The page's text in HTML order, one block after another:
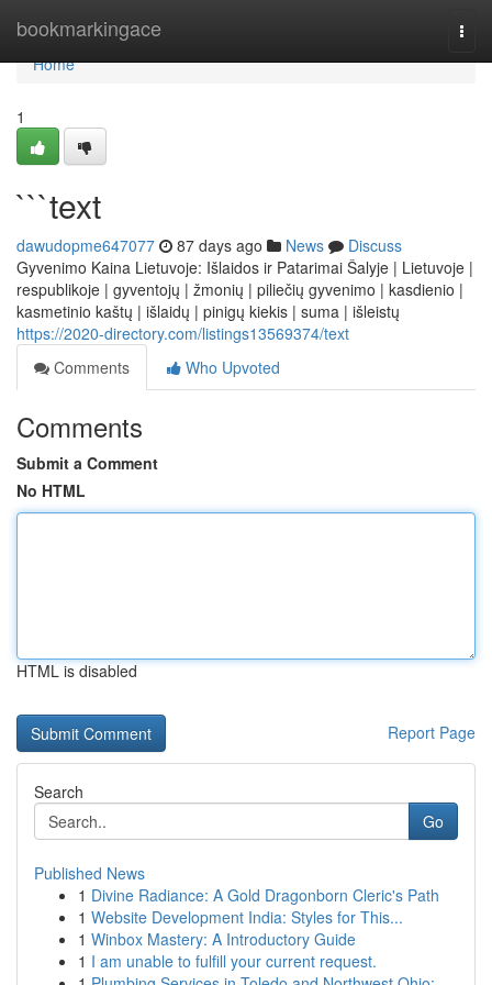
bookmarkingace
Home
Home
1
```text
dawudopme647077 87 days ago News
Discuss
Gyvenimo Kaina Lietuvoje: Išlaidos ir Patarimai Šalyje | Lietuvoje |
respublikoje | gyventojų | žmonių | piliečių gyvenimo | kasdienio |
kasmetinio kaštų | išlaidų | pinigų kiekis | suma | išleistų
https://2020-directory.com/listings13569374/text
Comments
Who Upvoted
Comments
Submit a Comment
No HTML
HTML is disabled
Report Page
Search
Go
Published News
1 Divine Radiance: A Gold Dragonborn Cleric's Path
1 Website Development India: Styles for This...
1 Winbox Mastery: A Introductory Guide
1 I am unable to fulfill your current request.